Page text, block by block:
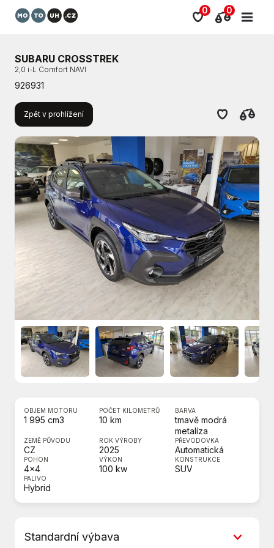
0 0
SUBARU CROSSTREK
2,0 i-L Comfort NAVI
926931
Zpět v prohlížení
OBJEM MOTORU
1 995 cm3
POČET KILOMETRŮ
10 km
BARVA
tmavě modrá
metalíza
ZEMĚ PŮVODU
CZ
ROK VÝROBY
2025
PŘEVODOVKA
Automatická
POHON
4x4
VÝKON
100 kw
KONSTRUKCE
SUV
PALIVO
Hybrid
Standardní výbava